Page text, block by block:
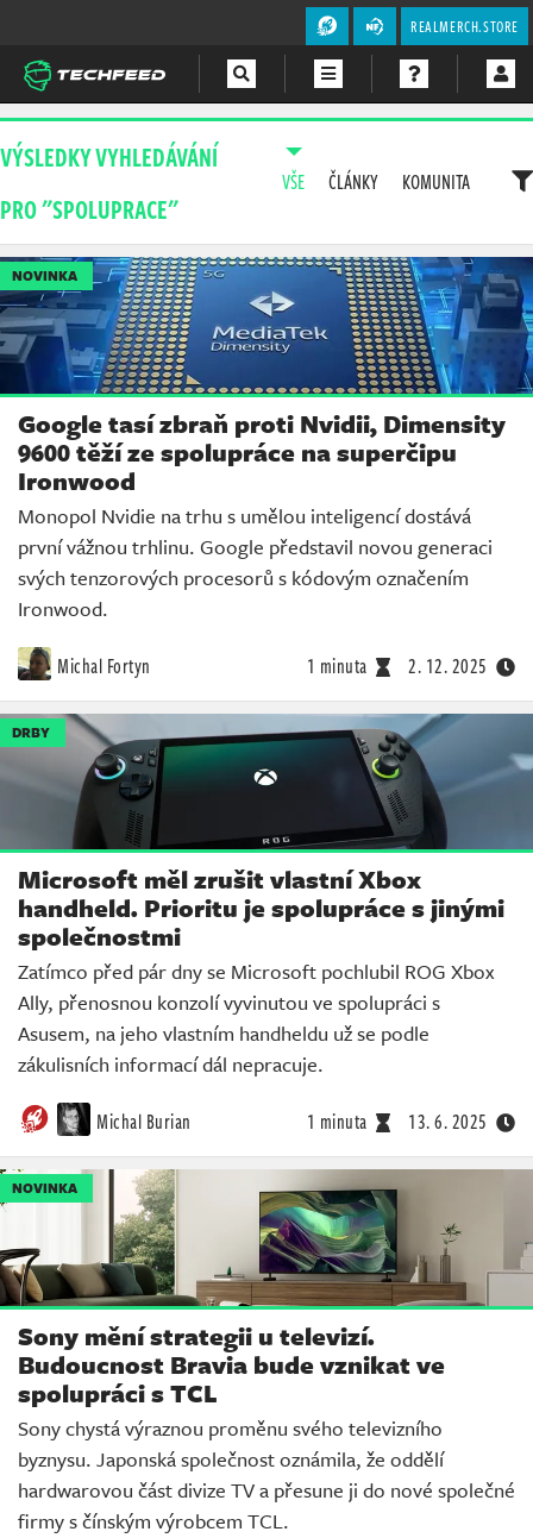
REALMERCH.STORE
Magazín
Videa
Soutěže
VÝSLEDKY VYHLEDÁVÁNÍ
PRO "SPOLUPRACE"
VŠE ČLÁNKY KOMUNITA
NOVINKA
Google tasí zbraň proti Nvidii, Dimensity
9600 těží ze spolupráce na superčipu
Ironwood
Monopol Nvidie na trhu s umělou inteligencí dostává
první vážnou trhlinu. Google představil novou generaci
svých tenzorových procesorů s kódovým označením
Ironwood.
Michal Fortyn 1 minuta 2. 12. 2025
DRBY
Microsoft měl zrušit vlastní Xbox
handheld. Prioritu je spolupráce s jinými
společnostmi
Zatímco před pár dny se Microsoft pochlubil ROG Xbox
Ally, přenosnou konzolí vyvinutou ve spolupráci s
Asusem, na jeho vlastním handheldu už se podle
zákulisních informací dál nepracuje.
Michal Burian 1 minuta 13. 6. 2025
NOVINKA
Sony mění strategii u televizí.
Budoucnost Bravia bude vznikat ve
spolupráci s TCL
Sony chystá výraznou proměnu svého televizního
byznysu. Japonská společnost oznámila, že oddělí
hardwarovou část divize TV a přesune ji do nové společné
firmy s čínským výrobcem TCL.